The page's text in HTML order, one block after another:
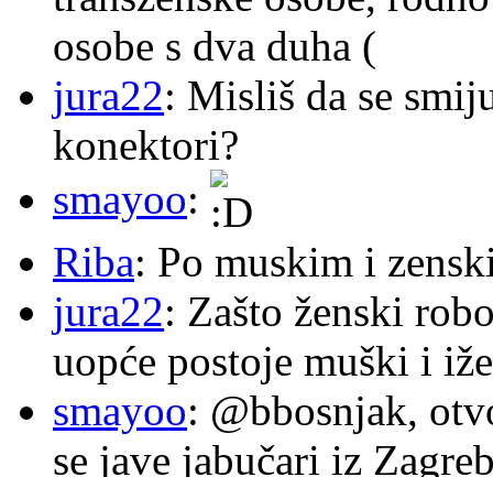
osobe s dva duha (
jura22: Misliš da se
konektori?
smayoo:
Riba: Po muskim i
jura22: Zašto ženski
uopće postoje muški i
smayoo: @bbosnjak,
se jave jabučari iz